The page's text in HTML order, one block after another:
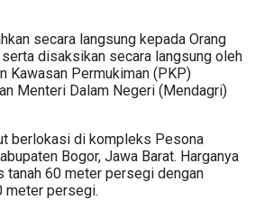
secara langsung kepada Orang
disaksikan secara langsung oleh
Kawasan Permukiman (PKP)
Menteri Dalam Negeri (Mendagri)
berlokasi di kompleks Pesona
Bogor, Jawa Barat. Harganya
tanah 60 meter persegi dengan
meter persegi.